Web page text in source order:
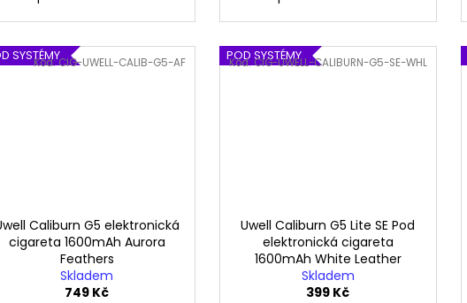
SYSTÉMY
Caliburn G5 elektronická
cigareta 1600mAh Aurora
Feathers
Skladem
749 Kč
Kód:CIG-UWELL-CALIB-G5-AF POD SYSTÉMY
Uwell Caliburn G5 Lite SE Pod
elektronická cigareta
1600mAh White Leather
Skladem
399 Kč
Kód:CIG-UWELL-CALIBURN-G5-SE-WHL